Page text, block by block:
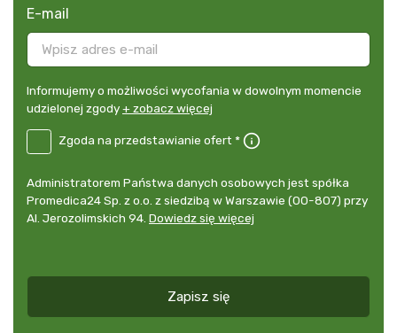
E-mail
Informujemy
o
wycofania
dowolnym
momencie
udzielonej
Informujemy o możliwości wycofania w dowolnym momencie
udzielonej zgody+ zobacz więcej
DE
przedstawianie
Zgoda na przedstawianie ofert *
Administrator
danych
osobowych
Administratorem Państwa danych osobowych jest spółka
Promedica24 Sp. z o.o. z siedzibą w Warszawie (00-807) przy
Al. Jerozolimskich 94. Dowiedz się więcej
Zapisz się